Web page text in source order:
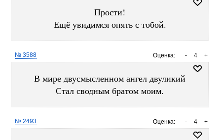
Прости!
Ещё увидимся опять с тобой.
Оценка: +
4
-
№ 3588
В мире двусмысленном ангел двуликий
Стал сводным братом моим.
Оценка: +
4
-
№ 2493